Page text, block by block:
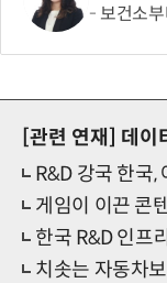
보건소부터
[관련 연재]
데이
R&D 강국 한국,
게임이 이끈 콘
한국 R&D 인프라
치솟는 자동차